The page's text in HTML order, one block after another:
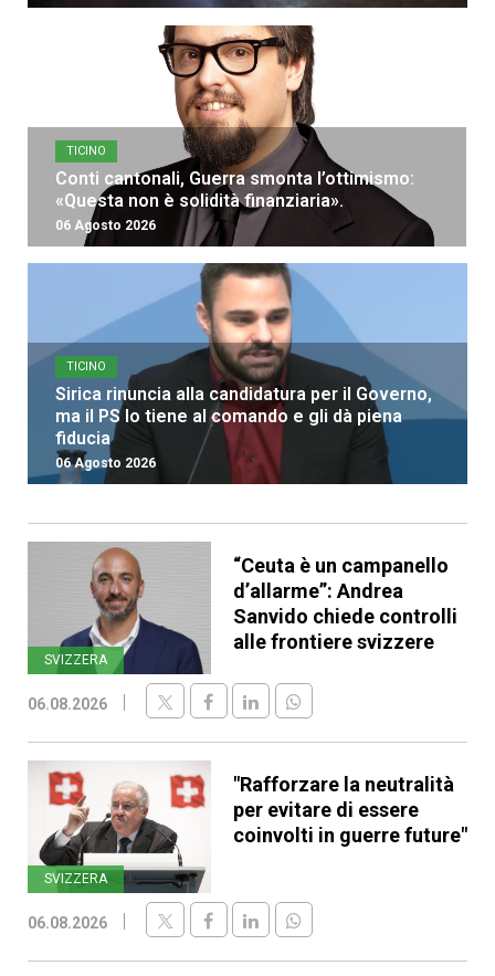
TICINO
Conti cantonali, Guerra smonta l’ottimismo:
«Questa non è solidità finanziaria».
06 Agosto 2026
TICINO
Sirica rinuncia alla candidatura per il Governo,
ma il PS lo tiene al comando e gli dà piena
fiducia
06 Agosto 2026
SVIZZERA
“Ceuta è un campanello
d’allarme”: Andrea
Sanvido chiede controlli
alle frontiere svizzere
06.08.2026
SVIZZERA
"Rafforzare la neutralità
per evitare di essere
coinvolti in guerre future"
06.08.2026